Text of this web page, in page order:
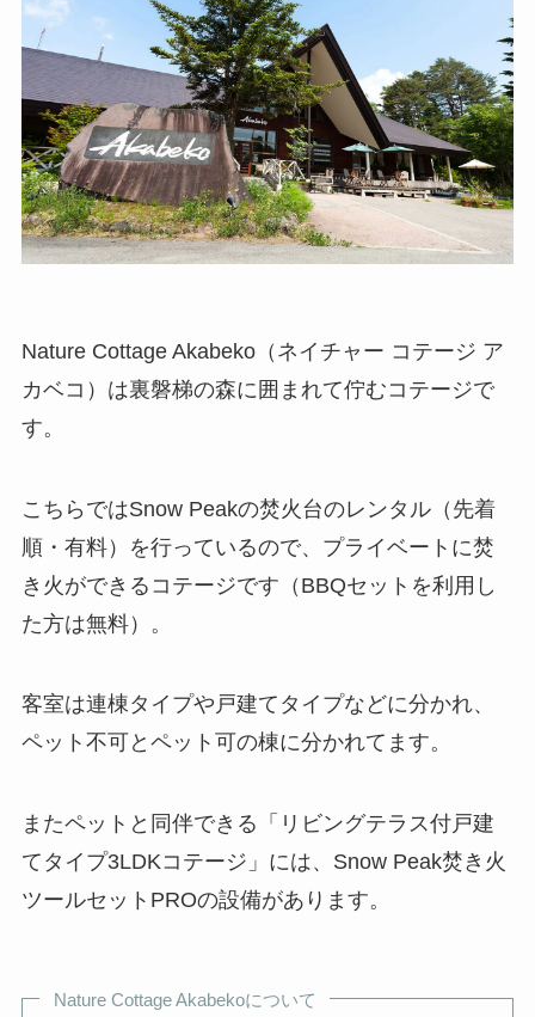
Nature Cottage Akabeko（ネイチャー コテージ ア
カベコ）は裏磐梯の森に囲まれて佇むコテージで
す。
こちらではSnow Peakの焚火台のレンタル（先着
順・有料）を行っているので、プライベートに焚
き火ができるコテージです（BBQセットを利用し
た方は無料）。
客室は連棟タイプや戸建てタイプなどに分かれ、
ペット不可とペット可の棟に分かれてます。
またペットと同伴できる「リビングテラス付戸建
てタイプ3LDKコテージ」には、Snow Peak焚き火
ツールセットPROの設備があります。
Nature Cottage Akabekoについて